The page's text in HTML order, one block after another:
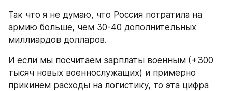
Так что я не думаю, что Россия потратила на
армию больше, чем 30-40 дополнительных
миллиардов долларов.
И если мы посчитаем зарплаты военным (+300
тысяч новых военнослужащих) и примерно
прикинем расходы на логистику, то эта цифра